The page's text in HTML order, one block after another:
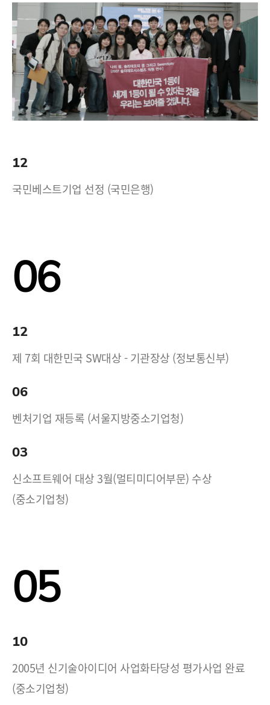
12
국민베스트기업 선정 (국민은행)
06
12
제 7회 대한민국 SW대상 - 기관장상 (정보통신부)
06
벤처기업 재등록 (서울지방중소기업청)
03
신소프트웨어 대상 3월(멀티미디어부문) 수상
(중소기업청)
05
10
2005년 신기술아이디어 사업화타당성 평가사업 완료
(중소기업청)